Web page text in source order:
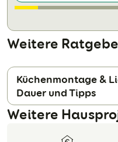
Weitere
Küchenmontage &
Dauer und Tipps
Weitere